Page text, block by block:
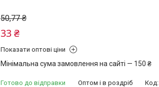
50,77 ₴
33 ₴
Показати оптові ціни
Мінімальна сума замовлення на сайті — 150 ₴
Готово до відправки Оптом і в роздріб Код: